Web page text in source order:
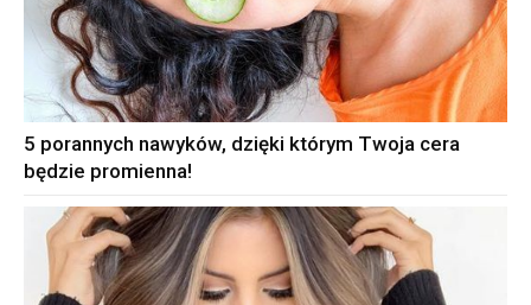
5 porannych nawyków, dzięki którym Twoja cera
będzie promienna!